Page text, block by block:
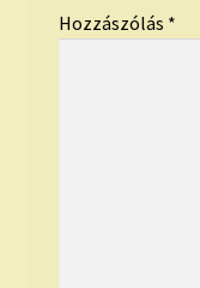
Hozzászólás *